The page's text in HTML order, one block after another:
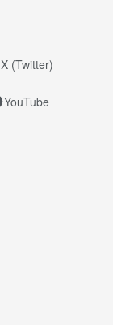
X (Twitter)
YouTube